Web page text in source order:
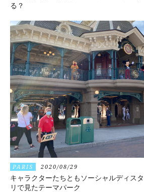
る？
PARIS 2020/08/29
キャラクターたちともソーシャルディス
リで見たテーマパーク